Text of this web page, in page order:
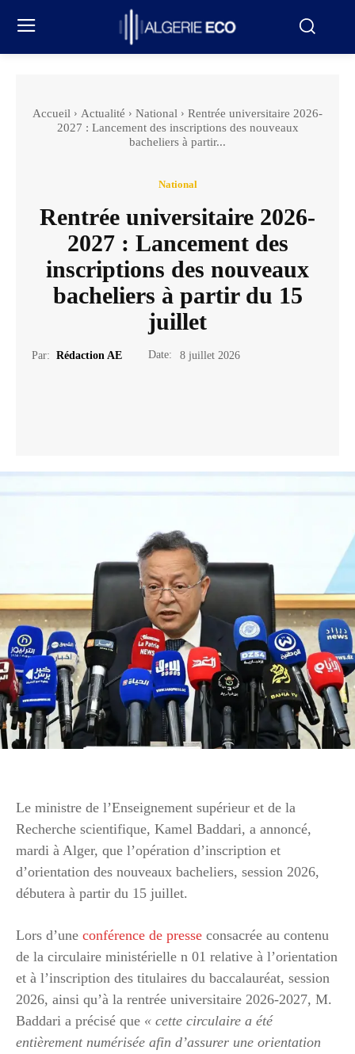
Accueil Actualité National
Rentrée universitaire 2026-
2027 : Lancement des inscriptions des nouveaux
bacheliers à partir...
National
Rentrée universitaire 2026-
2027 : Lancement des
inscriptions des nouveaux
bacheliers à partir du 15
juillet
Par: Rédaction AE Date: 8 juillet 2026
Le ministre de l’Enseignement supérieur et de la
Recherche scientifique, Kamel Baddari, a annoncé,
mardi à Alger, que l’opération d’inscription et
d’orientation des nouveaux bacheliers, session 2026,
débutera à partir du 15 juillet.
Lors d’une conférence de presse consacrée au contenu
de la circulaire ministérielle n 01 relative à l’orientation
et à l’inscription des titulaires du baccalauréat, session
2026, ainsi qu’à la rentrée universitaire 2026-2027, M.
Baddari a précisé que « cette circulaire a été
entièrement numérisée afin d’assurer une orientation